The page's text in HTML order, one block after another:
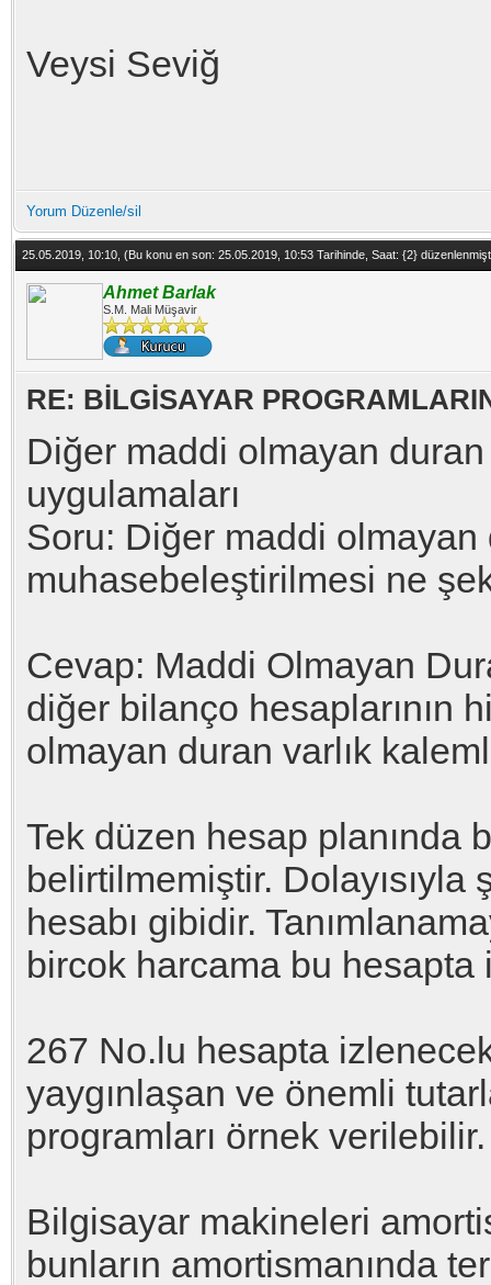
Veysi Seviğ
Yorum Düzenle/sil
25.05.2019, 10:10, (Bu konu en son: 25.05.2019, 10:53 Tarihinde, Saat: {2}
Ahmet Barlak
S.M. Mali Müşavir
RE: BİLGİSAYAR
Diğer maddi olmayan
uygulamaları
Soru: Diğer maddi olmayan
muhasebeleştirilmesi ne
Cevap: Maddi Olmayan
diğer bilanço hesaplarının
olmayan duran varlık
Tek düzen hesap planında
belirtilmemiştir. Dolayısıyla
hesabı gibidir.
bircok harcama bu hesapta
267 No.lu hesapta
yaygınlaşan ve önemli
programları örnek verilebilir.
Bilgisayar makineleri
bunların amortismanında